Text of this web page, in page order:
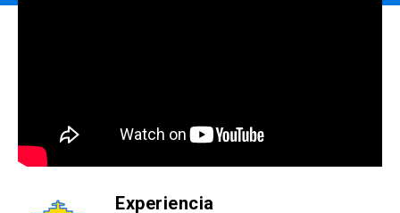
Experiencia